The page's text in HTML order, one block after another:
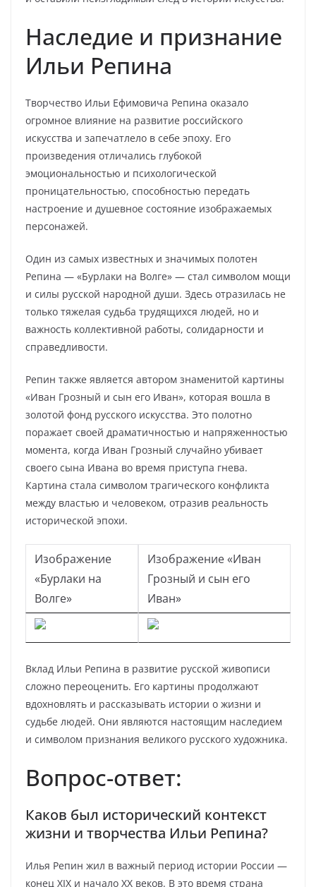
Наследие и признание
Ильи Репина
Творчество Ильи Ефимовича Репина оказало
огромное влияние на развитие российского
искусства и запечатлело в себе эпоху. Его
произведения отличались глубокой
эмоциональностью и психологической
проницательностью, способностью передать
настроение и душевное состояние изображаемых
персонажей.
Один из самых известных и значимых полотен
Репина — «Бурлаки на Волге» — стал символом мощи
и силы русской народной души. Здесь отразилась не
только тяжелая судьба трудящихся людей, но и
важность коллективной работы, солидарности и
справедливости.
Репин также является автором знаменитой картины
«Иван Грозный и сын его Иван», которая вошла в
золотой фонд русского искусства. Это полотно
поражает своей драматичностью и напряженностью
момента, когда Иван Грозный случайно убивает
своего сына Ивана во время приступа гнева.
Картина стала символом трагического конфликта
между властью и человеком, отразив реальность
исторической эпохи.
Изображение
«Бурлаки на
Волге»
Изображение «Иван
Грозный и сын его
Иван»
Вклад Ильи Репина в развитие русской живописи
сложно переоценить. Его картины продолжают
вдохновлять и рассказывать истории о жизни и
судьбе людей. Они являются настоящим наследием
и символом признания великого русского художника.
Вопрос-ответ:
Каков был исторический контекст
жизни и творчества Ильи Репина?
Илья Репин жил в важный период истории России —
конец XIX и начало XX веков. В это время страна